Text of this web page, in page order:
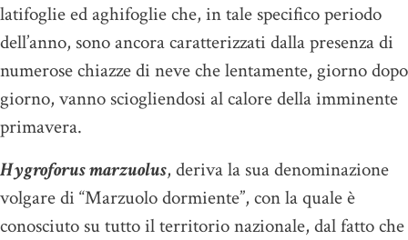
latifoglie ed aghifoglie che, in tale specifico periodo
dell’anno, sono ancora caratterizzati dalla presenza di
numerose chiazze di neve che lentamente, giorno dopo
giorno, vanno sciogliendosi al calore della imminente
primavera.
Hygroforus marzuolus, deriva la sua denominazione
volgare di “Marzuolo dormiente”, con la quale è
conosciuto su tutto il territorio nazionale, dal fatto che